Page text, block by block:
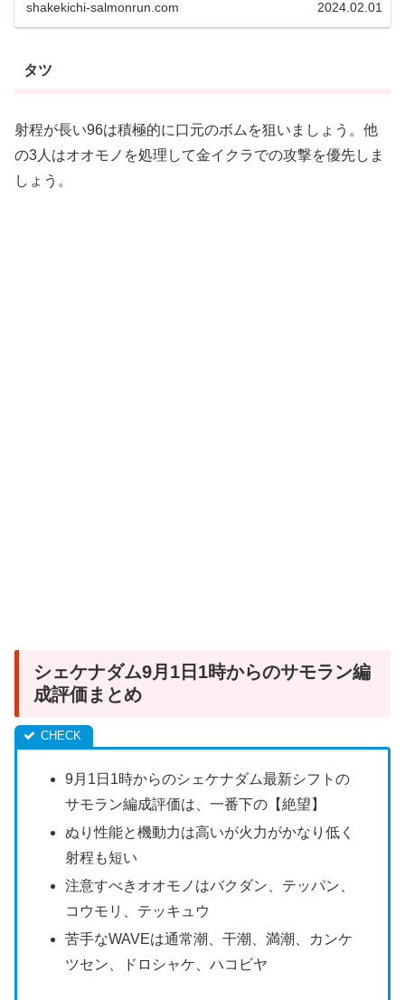
shakekichi-salmonrun.com 2024.02.01
タツ
射程が長い96は積極的に口元のボムを狙いましょう。他
の3人はオオモノを処理して金イクラでの攻撃を優先しま
しょう。
シェケナダム9月1日1時からのサモラン編
成評価まとめ
9月1日1時からのシェケナダム最新シフトの
サモラン編成評価は、一番下の【絶望】
ぬり性能と機動力は高いが火力がかなり低く
射程も短い
注意すべきオオモノはバクダン、テッパン、
コウモリ、テッキュウ
苦手なWAVEは通常潮、干潮、満潮、カンケ
ツセン、ドロシャケ、ハコビヤ